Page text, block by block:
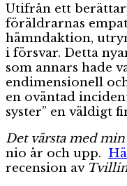
Utifrån ett
föräldrarnas
hämndaktion,
i försvar. Detta
som annars hade
endimensionell
en oväntad
syster” en väldigt
Det värsta med
nio år och upp.
recension av